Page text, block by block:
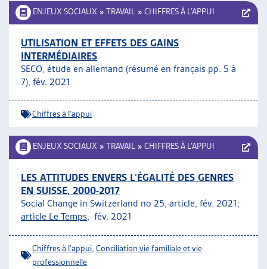
ENJEUX SOCIAUX » TRAVAIL » CHIFFRES À L’APPUI
UTILISATION ET EFFETS DES GAINS
INTERMÉDIAIRES
SECO, étude en allemand (résumé en français pp. 5 à
7), fév. 2021
Chiffres à l'appui
ENJEUX SOCIAUX » TRAVAIL » CHIFFRES À L’APPUI
LES ATTITUDES ENVERS L’ÉGALITÉ DES GENRES
EN SUISSE, 2000-2017
Social Change in Switzerland no 25, article, fév. 2021;
article Le Temps, fév. 2021
Chiffres à l'appui Conciliation vie familiale et vie
professionnelle